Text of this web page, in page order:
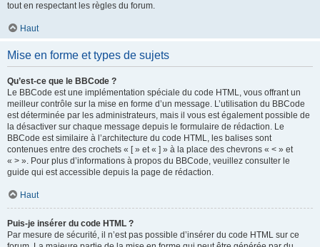
tout en respectant les règles du forum.
Haut
Mise en forme et types de sujets
Qu’est-ce que le BBCode ?
Le BBCode est une implémentation spéciale du code HTML, vous offrant un
meilleur contrôle sur la mise en forme d’un message. L’utilisation du BBCode
est déterminée par les administrateurs, mais il vous est également possible de
la désactiver sur chaque message depuis le formulaire de rédaction. Le
BBCode est similaire à l’architecture du code HTML, les balises sont
contenues entre des crochets « [ » et « ] » à la place des chevrons « < » et
« > ». Pour plus d’informations à propos du BBCode, veuillez consulter le
guide qui est accessible depuis la page de rédaction.
Haut
Puis-je insérer du code HTML ?
Par mesure de sécurité, il n’est pas possible d’insérer du code HTML sur ce